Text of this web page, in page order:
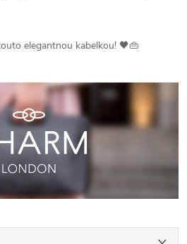
elegantnou kabelkou! 🖤👜